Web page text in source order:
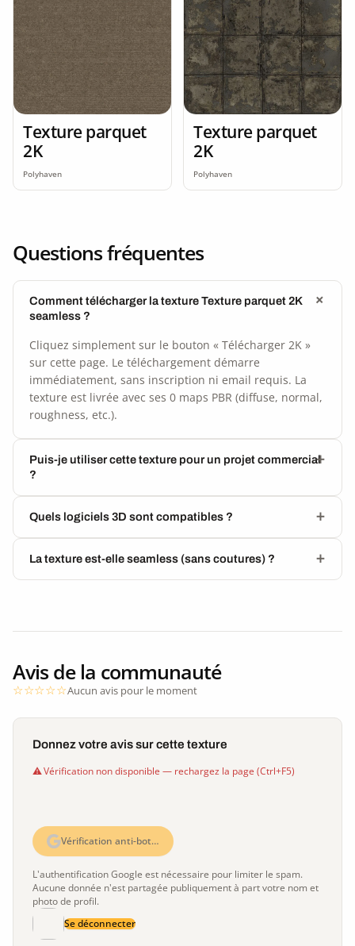
Texture parquet
2K
Polyhaven
Texture parquet
2K
Polyhaven
Questions fréquentes
Comment télécharger la texture Texture parquet 2K
seamless ?
Cliquez simplement sur le bouton « Télécharger 2K »
sur cette page. Le téléchargement démarre
immédiatement, sans inscription ni email requis. La
texture est livrée avec ses 0 maps PBR (diffuse, normal,
roughness, etc.).
Puis-je utiliser cette texture pour un projet commercial
?
Quels logiciels 3D sont compatibles ?
La texture est-elle seamless (sans coutures) ?
Avis de la communauté
Aucun avis pour le moment
Donnez votre avis sur cette texture
Vérification non disponible — rechargez la page (Ctrl+F5)
Vérification anti-bot…
L'authentification Google est nécessaire pour limiter le spam.
Aucune donnée n'est partagée publiquement à part votre nom et
photo de profil.
Se déconnecter